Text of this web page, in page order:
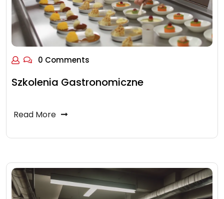
0 Comments
Szkolenia Gastronomiczne
Read More